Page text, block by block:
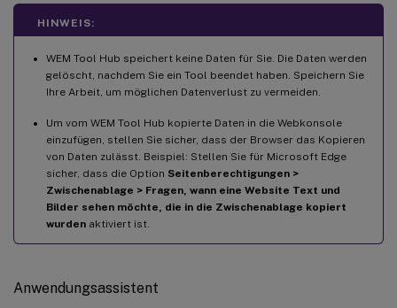
HINWEIS:
WEM Tool Hub speichert keine Daten für Sie. Die Daten werden
gelöscht, nachdem Sie ein Tool beendet haben. Speichern Sie
Ihre Arbeit, um möglichen Datenverlust zu vermeiden.
Um vom WEM Tool Hub kopierte Daten in die Webkonsole
einzufügen, stellen Sie sicher, dass der Browser das Kopieren
von Daten zulässt. Beispiel: Stellen Sie für Microsoft Edge
sicher, dass die Option Seitenberechtigungen >
Zwischenablage > Fragen, wann eine Website Text und
Bilder sehen möchte, die in die Zwischenablage kopiert
wurden aktiviert ist.
Anwendungsassistent